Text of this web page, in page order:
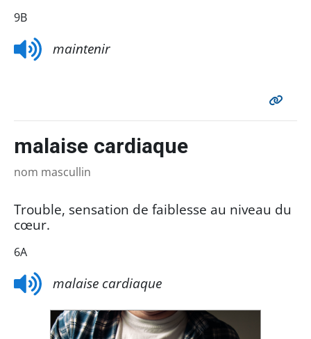
9B
maintenir
malaise cardiaque
nom mascullin
Trouble, sensation de faiblesse au niveau du
cœur.
6A
malaise cardiaque